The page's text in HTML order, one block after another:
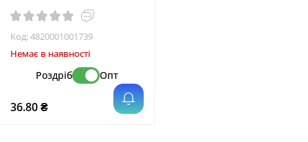
Код:4820001001739
Немає в наявності
Роздріб Опт
36.80 ₴